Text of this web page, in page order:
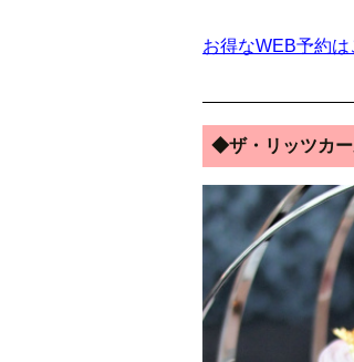
お得なWEB予約は
◆ザ・リッツカー